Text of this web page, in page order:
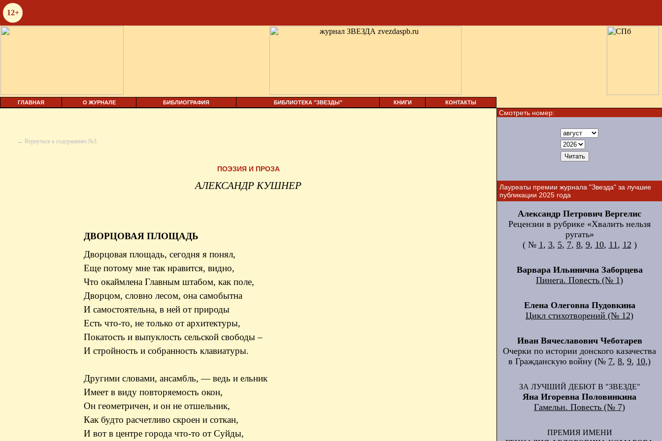
12+
ГЛАВНАЯ О ЖУРНАЛЕ БИБЛИОГРАФИЯ БИБЛИОТЕКА "ЗВЕЗДЫ" КНИГИ КОНТАКТЫ
← Вернуться к содержанию №3
ПОЭЗИЯ И ПРОЗА
АЛЕКСАНДР КУШНЕР
ДВОРЦОВАЯ ПЛОЩАДЬ
Дворцовая площадь, сегодня я понял,
Еще потому мне так нравится, видно,
Что окаймлена Главным штабом, как поле,
Дворцом, словно лесом, она самобытна
И самостоятельна, в ней от природы
Есть что-то, не только от архитектуры,
Покатость и выпуклость сельской свободы –
И стройность и собранность клавиатуры.
Другими словами, ансамбль, — ведь и ельник
Имеет в виду повторяемость окон,
Он геометричен, и он не отшельник,
Как будто расчетливо скроен и соткан,
И вот в центре города что-то от Суйды,
Смотреть номер:
Лауреаты премии журнала "Звезда" за лучшие
публикации 2025 года
Александр Петрович Вергелис
Рецензии в рубрике «Хвалить нельзя
ругать»
( № 1, 3, 5, 7, 8, 9, 10, 11, 12 )
Варвара Ильинична Заборцева
Пинега. Повесть (№ 1)
Елена Олеговна Пудовкина
Цикл стихотворений (№ 12)
Иван Вячеславович Чеботарев
Очерки по истории донского казачества
в Гражданскую войну (№ 7, 8, 9, 10,)
ЗА ЛУЧШИЙ ДЕБЮТ В "ЗВЕЗДЕ"
Яна Игоревна Половинкина
Гамельн. Повесть (№ 7)
ПРЕМИЯ ИМЕНИ